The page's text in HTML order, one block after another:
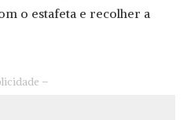
o estafeta e recolher a
–